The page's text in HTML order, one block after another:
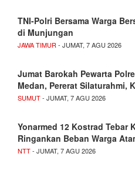
TNI-Polri Bersama Warga
di Munjungan
JAWA TIMUR- JUMAT, 7 AGU 2026
Jumat Barokah Pewarta
Medan, Pererat Silaturahmi,
SUMUT- JUMAT, 7 AGU 2026
Yonarmed 12 Kostrad Tebar
Ringankan Beban Warga
NTT- JUMAT, 7 AGU 2026